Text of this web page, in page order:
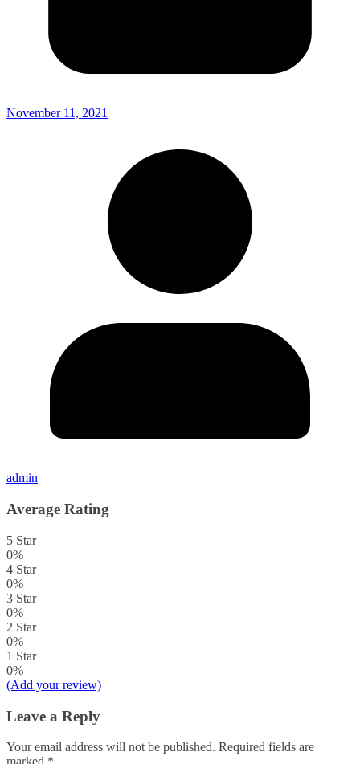
November 11, 2021
admin
Average Rating
5 Star
0%
4 Star
0%
3 Star
0%
2 Star
0%
1 Star
0%
(Add your review)
Leave a Reply
Your email address will not be published. Required fields are